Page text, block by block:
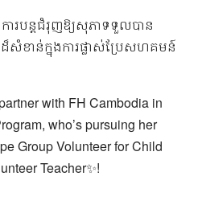
របន្តជំរុញឱ្យសុភាទទួលបាន
ខាន់ក្នុងការផ្លាស់ប្រែសហគមន៍
with FH Cambodia in
who’s pursuing her
Group Volunteer for Child
Teacher✨!